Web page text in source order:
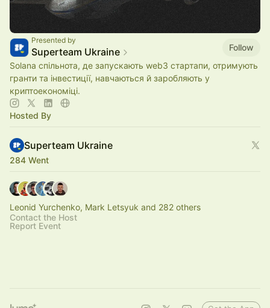
Presented by
Superteam Ukraine
Follow
Solana спільнота, де запускають web3 стартапи, отримують
гранти та інвестиції, навчаються й заробляють у
криптоекономіці.
Hosted By
Superteam Ukraine
284 Went
Leonid Yurchenko, Mark Letsyuk and 282 others
Contact the Host
Report Event